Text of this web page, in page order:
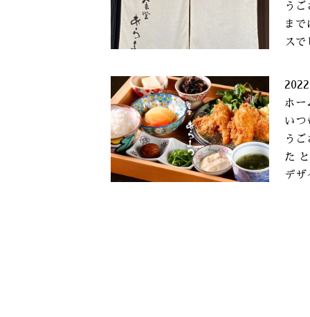
う
ま
ス
ホー
いつ
う
た
デ